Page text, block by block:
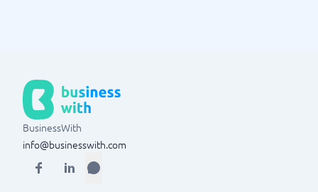
BusinessWith
info@businesswith.com